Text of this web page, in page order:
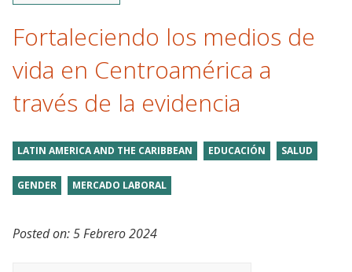
Fortaleciendo los medios de
vida en Centroamérica a
través de la evidencia
LATIN AMERICA AND THE CARIBBEAN EDUCACIÓN SALUD
GENDER MERCADO LABORAL
Posted on:5 Febrero 2024